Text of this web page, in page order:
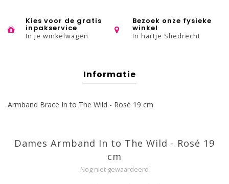
Kies voor de gratis
inpakservice
In je winkelwagen
Bezoek onze fysieke
winkel
In hartje Sliedrecht
Informatie
Armband Brace In to The Wild - Rosé 19 cm
Dames Armband In to The Wild - Rosé 19
cm
Nog niet gewaardeerd